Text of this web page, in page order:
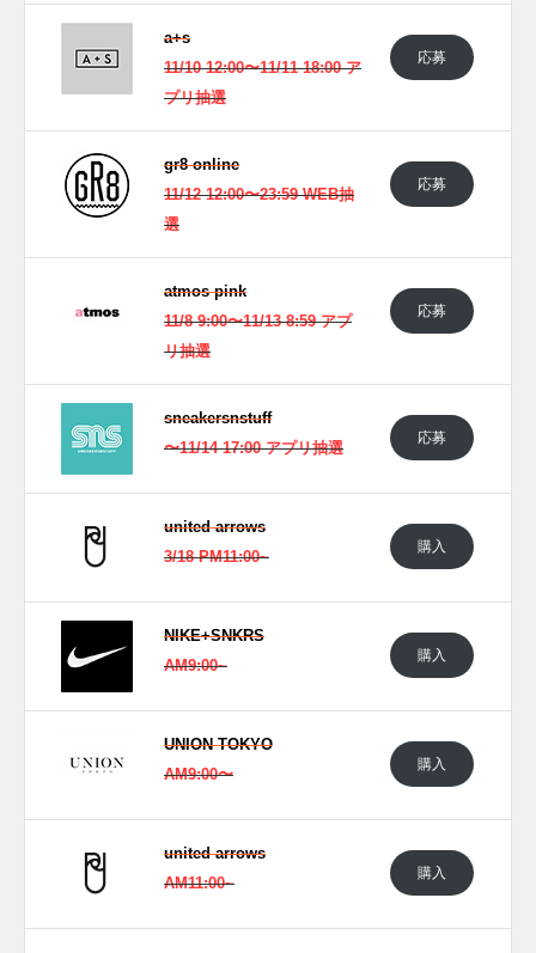
a+s
11/10 12:00〜11/11 18:00 ア
プリ抽選
応募
gr8 online
11/12 12:00〜23:59 WEB抽
選
応募
atmos pink
11/8 9:00〜11/13 8:59 アプ
リ抽選
応募
sneakersnstuff
〜11/14 17:00 アプリ抽選
応募
united arrows
3/18 PM11:00~
購入
NIKE+SNKRS
AM9:00~
購入
UNION TOKYO
AM9:00〜
購入
united arrows
AM11:00~
購入